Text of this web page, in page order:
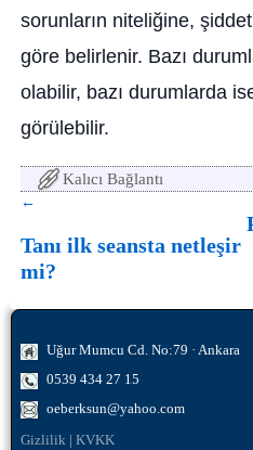
sorunların niteliğine,
göre belirlenir. Bazı
olabilir, bazı durumlarda
görülebilir.
Kalıcı Bağlantı
←
Tanı ilk seansta netleşir
mi?
Uğur Mumcu Cd. No:79 · Ankara
0539 434 27 15
oeberksun@yahoo.com
Gizlilik KVKK